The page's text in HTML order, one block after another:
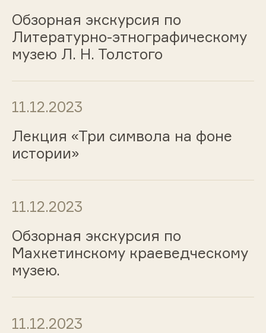
Обзорная экскурсия по
Литературно-этнографическому
музею Л. Н. Толстого
11.12.2023
Лекция «Три символа на фоне
истории»
11.12.2023
Обзорная экскурсия по
Махкетинскому краеведческому
музею.
11.12.2023